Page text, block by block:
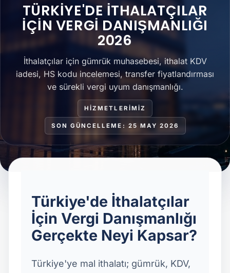
TÜRKIYE'DE İTHALATÇILAR
İÇIN VERGI DANIŞMANLIĞI
2026
İthalatçılar için gümrük muhasebesi, ithalat KDV
iadesi, HS kodu incelemesi, transfer fiyatlandırması
ve sürekli vergi uyum danışmanlığı.
HIZMETLERIMIZ
SON GÜNCELLEME: 25 MAY 2026
Türkiye'de İthalatçılar
İçin Vergi Danışmanlığı
Gerçekte Neyi Kapsar?
Türkiye'ye mal ithalatı; gümrük, KDV,